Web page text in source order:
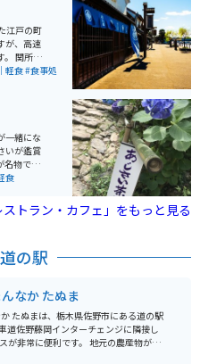
。焼き
ちろんイ
は営業し
江戸の町
が、高速
リアで
た当時
やうな
当地メ
軽食#食事処
一緒にな
いが鑑賞
名物で、
食
ストラン・カフェ」をもっと見る
の駅
なか たぬま
たぬまは、栃木県佐野市にある道の駅
道佐野藤岡インターチェンジに隣接し
便利です。 地元の農産物が購
、佐野ラーメンやいもフライなど地元